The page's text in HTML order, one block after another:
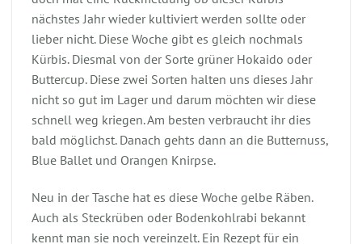
nächstes Jahr wieder kultiviert werden sollte oder
lieber nicht. Diese Woche gibt es gleich nochmals
Kürbis. Diesmal von der Sorte grüner Hokaido oder
Buttercup. Diese zwei Sorten halten uns dieses Jahr
nicht so gut im Lager und darum möchten wir diese
schnell weg kriegen. Am besten verbraucht ihr dies
bald möglichst. Danach gehts dann an die Butternuss,
Blue Ballet und Orangen Knirpse.
Neu in der Tasche hat es diese Woche gelbe Räben.
Auch als Steckrüben oder Bodenkohlrabi bekannt
kennt man sie noch vereinzelt. Ein Rezept für ein